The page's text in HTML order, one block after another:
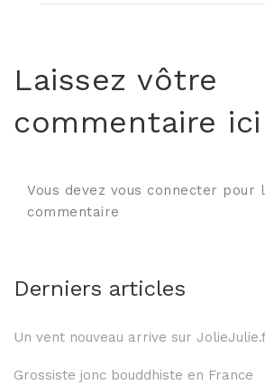
Laissez vôtre
commentaire ici
Vous devez vous connecter pour
commentaire
Derniers articles
Un vent nouveau arrive sur
Grossiste jonc bouddhiste en France